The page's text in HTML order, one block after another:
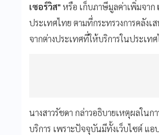
เซอร์วิส" หรือ เก็บภาษีมูลค่าเพิ่มจาก
ประเทศไทย ตามที่กระทรวงการคลัง
จากต่างประเทศที่ให้บริการในประเ
นางสาวรัชดา กล่าวอธิบายเหตุผลในก
บริการ เพราะปัจจุบันมีทั้งเว็บไซต์ แอ